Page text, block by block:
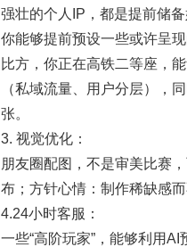
强壮的个人IP，都是提前储
你能够提前预设一些或许呈
比方，你正在高铁二等座，
（私域流量、用户分层），
张。
3. 视觉优化：
朋友圈配图，不是审美比赛
布；方针心情：制作稀缺感
4.24小时客服：
一些“高阶玩家”，能够利用AI